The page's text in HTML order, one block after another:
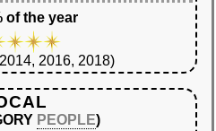
of the year
2016, 2018)
PEOPLE)